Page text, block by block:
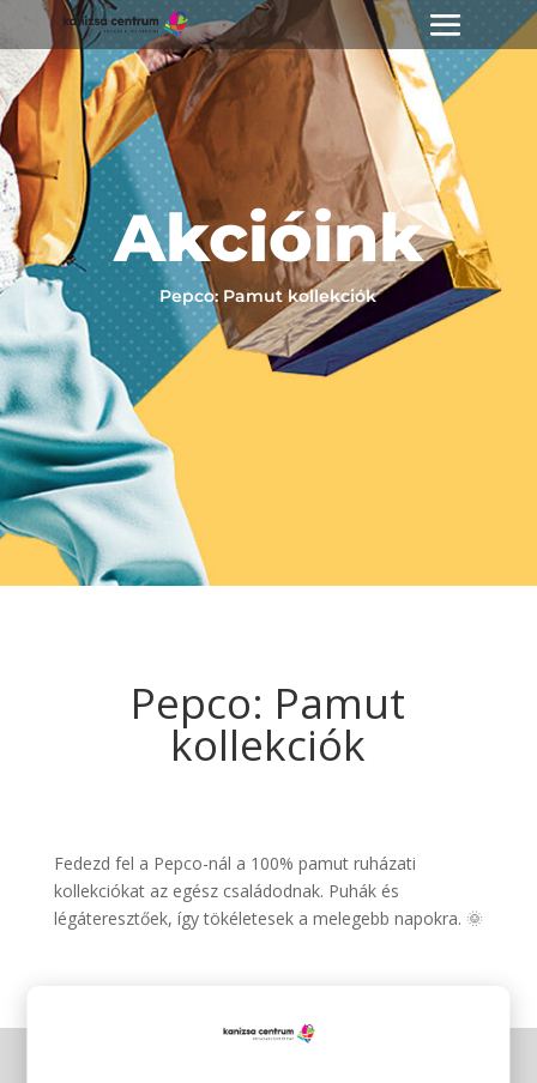
Akcióink
Pepco: Pamut kollekciók
Pepco: Pamut
kollekciók
Fedezd fel a Pepco-nál a 100% pamut ruházati
kollekciókat az egész családodnak. Puhák és
légáteresztőek, így tökéletesek a melegebb napokra. 🌞